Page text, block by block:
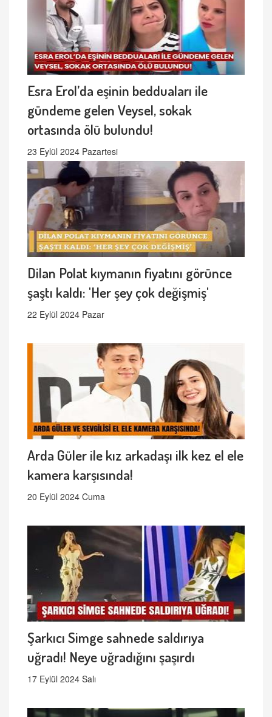
Esra Erol’da eşinin bedduaları ile
gündeme gelen Veysel, sokak
ortasında ölü bulundu!
23 Eylül 2024 Pazartesi
Dilan Polat kıymanın fiyatını görünce
şaştı kaldı: 'Her şey çok değişmiş'
22 Eylül 2024 Pazar
Arda Güler ile kız arkadaşı ilk kez el ele
kamera karşısında!
20 Eylül 2024 Cuma
Şarkıcı Simge sahnede saldırıya
uğradı! Neye uğradığını şaşırdı
17 Eylül 2024 Salı